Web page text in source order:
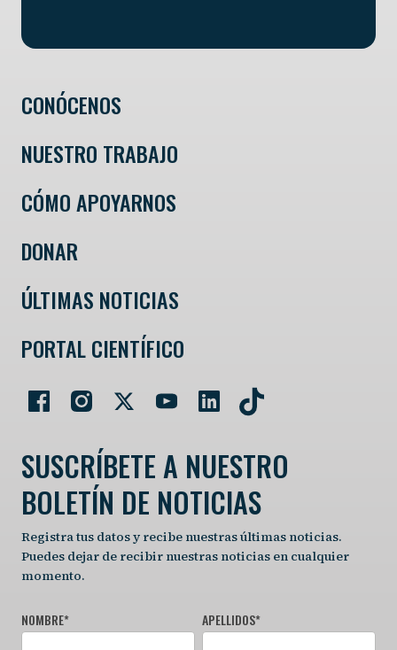
CONÓCENOS
NUESTRO TRABAJO
CÓMO APOYARNOS
DONAR
ÚLTIMAS NOTICIAS
PORTAL CIENTÍFICO
SUSCRÍBETE A NUESTRO
BOLETÍN DE NOTICIAS
Registra tus datos y recibe nuestras últimas noticias.
Puedes dejar de recibir nuestras noticias en cualquier
momento.
NOMBRE* APELLIDOS*